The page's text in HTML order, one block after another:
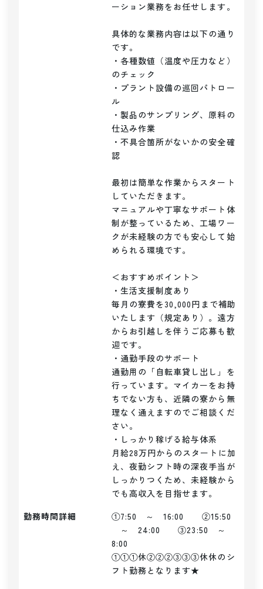
ーション業務をお任せします。
具体的な業務内容は以下の通り
です。
・各種数値（温度や圧力など）
のチェック
・プラント設備の巡回パトロー
ル
・製品のサンプリング、原料の
仕込み作業
・不具合箇所がないかの安全確
認
最初は簡単な作業からスタート
していただきます。
マニュアルや丁寧なサポート体
制が整っているため、工場ワー
クが未経験の方でも安心して始
められる環境です。
＜おすすめポイント＞
・生活支援制度あり
毎月の寮費を30,000円まで補助
いたします（規定あり）。遠方
からお引越しを伴うご応募も歓
迎です。
・通勤手段のサポート
通勤用の「自転車貸し出し」を
行っています。マイカーをお持
ちでない方も、近隣の寮から無
理なく通えますのでご相談くだ
さい。
・しっかり稼げる給与体系
月給28万円からのスタートに加
え、夜勤シフト時の深夜手当が
しっかりつくため、未経験から
でも高収入を目指せます。
勤務時間詳細
①7:50　～　16:00　　②15:50
～　24:00　　③23:50　～
8:00
①①①休②②②③③③休休のシ
フト勤務となります★